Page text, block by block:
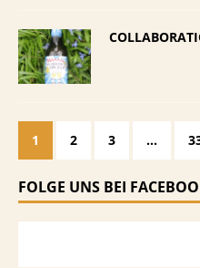
1 2 3 …
FOLGE UNS BEI